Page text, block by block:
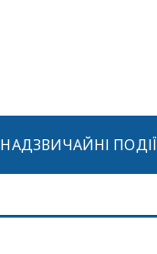
НАДЗВИЧАЙНІ ПОДІЇ